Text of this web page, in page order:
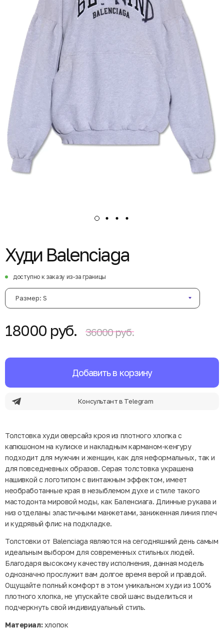
Худи Balenciaga
доступно к заказу из-за границы
Размер: S
18000 руб. 36000 руб.
Добавить в корзину
Консультант в Telegram
Толстовка худи оверсайз кроя из плотного хлопка с
капюшоном на кулиске и накладным карманом-кенгуру
подходит для мужчин и женщин, как для неформальных, так и
для повседневных образов. Серая толстовка украшена
нашивкой с логотипом с винтажным эффектом, имеет
необработанные края в незыблемом духе и стиле такого
мастодонта мировой моды, как Баленсиага. Длинные рукава и
низ отделаны эластичными манжетами, заниженная линия плеч
и кудрявый флис на подкладке.
Толстовки от Balenciaga являются на сегодняшний день самым
идеальным выбором для современных стильных людей.
Благодаря высокому качеству исполнения, данная модель
однозначно прослужит вам долгое время верой и правдой.
Ощущайте полный комфорт в этом уникальном худи из 100%
плотного хлопка, не упускайте свой шанс выделиться и
подчеркнуть свой индивидуальный стиль.
Материал:хлопок